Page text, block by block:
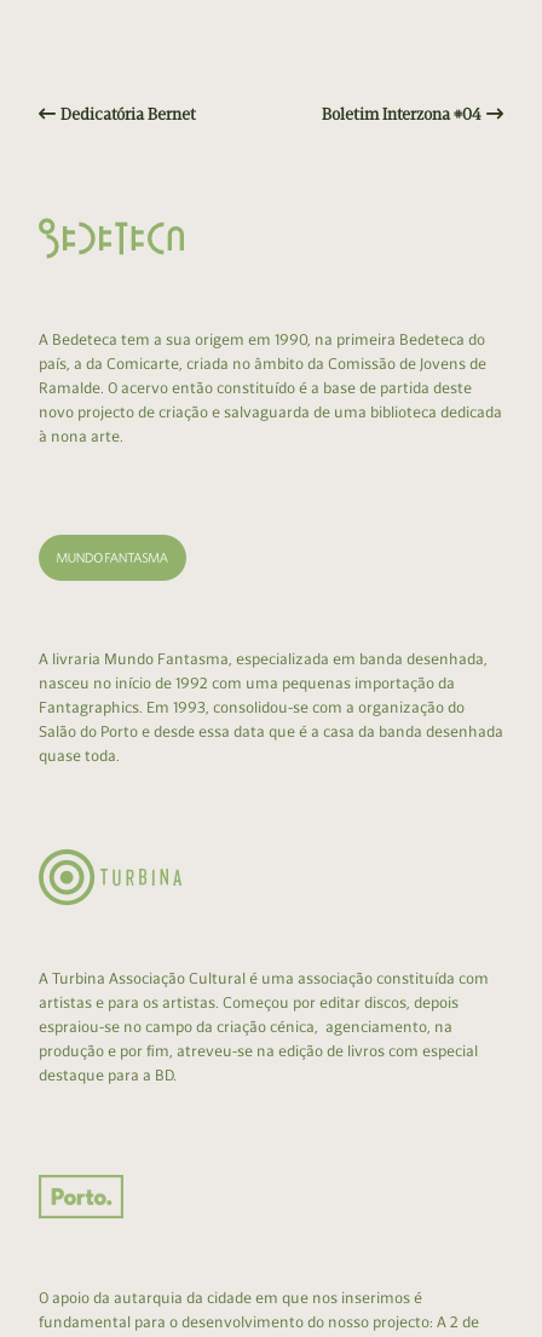
Dedicatória Bernet Boletim Interzona #04
A Bedeteca tem a sua origem em 1990, na primeira Bedeteca do
país, a da Comicarte, criada no âmbito da Comissão de Jovens de
Ramalde. O acervo então constituído é a base de partida deste
novo projecto de criação e salvaguarda de uma biblioteca dedicada
à nona arte.
A livraria Mundo Fantasma, especializada em banda desenhada,
nasceu no início de 1992 com uma pequenas importação da
Fantagraphics. Em 1993, consolidou-se com a organização do
Salão do Porto e desde essa data que é a casa da banda desenhada
quase toda.
A Turbina Associação Cultural é uma associação constituída com
artistas e para os artistas. Começou por editar discos, depois
espraiou-se no campo da criação cénica, agenciamento, na
produção e por fim, atreveu-se na edição de livros com especial
destaque para a BD.
O apoio da autarquia da cidade em que nos inserimos é
fundamental para o desenvolvimento do nosso projecto: A 2 de